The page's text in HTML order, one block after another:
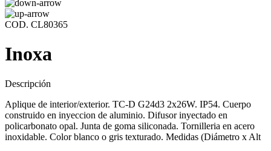
COD. CL80365
Inoxa
Descripción
Aplique de interior/exterior. TC-D G24d3 2x26W. IP54. Cuerpo
construido en inyeccion de aluminio. Difusor inyectado en
policarbonato opal. Junta de goma siliconada. Tornilleria en acero
inoxidable. Color blanco o gris texturado. Medidas (Diámetro x Alt